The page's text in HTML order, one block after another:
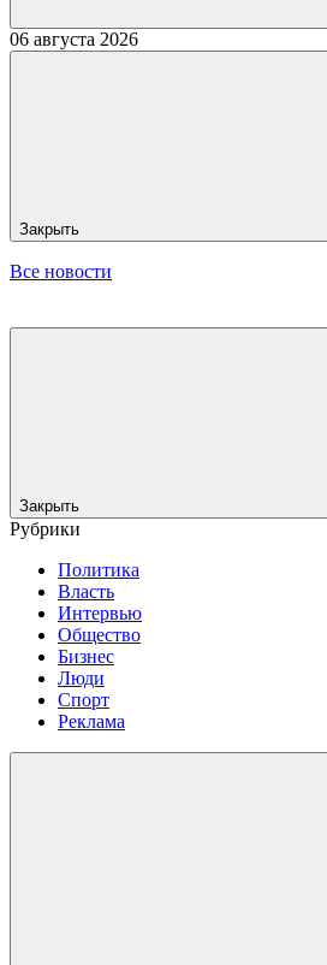
06 августа 2026
Закрыть
Все новости
Закрыть
Рубрики
Политика
Власть
Интервью
Общество
Бизнес
Люди
Спорт
Реклама